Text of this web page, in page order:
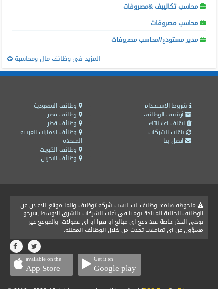
محاسب تكالييف &مصروفات
محاسب مصروفات
مدير مستودع//محاسب مصروفات
المزيد فى وظائف مال ومحاسبة
وظائف السعودية
وظائف مصر
وظائف قطر
وظائف الامارات العربية
المتحدة
وظائف الكويت
وظائف البحرين
شروط الاستخدام
أرشيف الوظائف
ايقاف اعلاناتك
باقات الشركات
اتصل بنا
ملحوظة هامة: وظايف نت ليست شركة توظيف وانما موقع للاعلان عن
الوظائف الخالية المتاحة يوميا فى أغلب الشركات بالشرق الاوسط ,فنرجو
توخى الحذر خاصة عند دفع اى مبالغ او فيزا او اى عمولات. والموقع غير
مسؤول عن اى تعاملات تحدث من خلال الوظائف المعلنة.
available on the
App Store
Get it on
Google play